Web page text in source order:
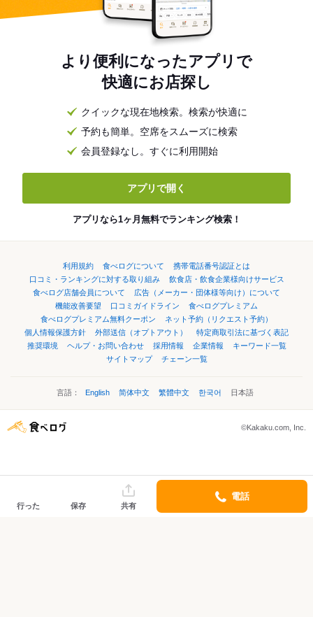
より便利になったアプリで
快適にお店探し
クイックな現在地検索。検索が快適に
予約も簡単。空席をスムーズに検索
会員登録なし。すぐに利用開始
アプリで開く
アプリなら1ヶ月無料でランキング検索！
利用規約 食べログについて
携帯電話番号認証とは
口コミ・ランキングに対する取り組み
飲食店・飲食企業様向けサービス
食べログ店舗会員について
広告（メーカー・団体様等向け）について
機能改善要望
口コミガイドライン
食べログプレミアム
食べログプレミアム無料クーポン
ネット予約（リクエスト予約）
個人情報保護方針
外部送信（オプトアウト）
特定商取引法に基づく表記
推奨環境
ヘルプ・お問い合わせ 採用情報 企業情報
キーワード一覧
サイトマップ
チェーン一覧
言語： English 简体中文 繁體中文 한국어 日本語
©Kakaku.com, Inc.
行った 保存 共有
電話